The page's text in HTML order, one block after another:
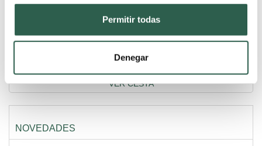
Permitir todas
Denegar
ACCESORIOS
VER CESTA
NOVEDADES